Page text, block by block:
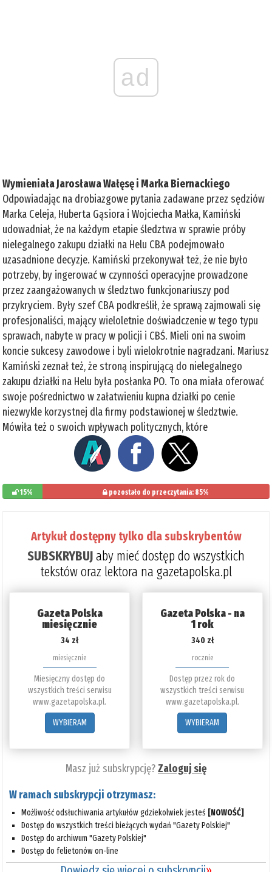
ad
Wymieniała Jarosława Wałęsę i Marka Biernackiego
Odpowiadając na drobiazgowe pytania zadawane przez sędziów
Marka Celeja, Huberta Gąsiora i Wojciecha Małka, Kamiński
udowadniał, że na każdym etapie śledztwa w sprawie próby
nielegalnego zakupu działki na Helu CBA podejmowało
uzasadnione decyzje. Kamiński przekonywał też, że nie było
potrzeby, by ingerować w czynności operacyjne prowadzone
przez zaangażowanych w śledztwo funkcjonariuszy pod
przykryciem. Były szef CBA podkreślił, że sprawą zajmowali się
profesjonaliści, mający wieloletnie doświadczenie w tego typu
sprawach, nabyte w pracy w policji i CBŚ. Mieli oni na swoim
koncie sukcesy zawodowe i byli wielokrotnie nagradzani. Mariusz
Kamiński zeznał też, że stroną inspirującą do nielegalnego
zakupu działki na Helu była posłanka PO. To ona miała oferować
swoje pośrednictwo w załatwieniu kupna działki po cenie
niezwykle korzystnej dla firmy podstawionej w śledztwie.
Mówiła też o swoich wpływach politycznych, które
15% pozostało do przeczytania: 85%
Artykuł dostępny tylko dla subskrybentów
SUBSKRYBUJaby mieć dostęp do wszystkich
tekstów oraz lektora na gazetapolska.pl
Gazeta Polska
miesięcznie
34 zł
miesięcznie
Miesięczny dostęp do
wszystkich treści serwisu
www.gazetapolska.pl.
WYBIERAM
Gazeta Polska - na
1 rok
340 zł
rocznie
Dostęp przez rok do
wszystkich treści serwisu
www.gazetapolska.pl.
WYBIERAM
Masz już subskrypcję?Zaloguj się
W ramach subskrypcji otrzymasz:
Możliwość odsłuchiwania artykułów gdziekolwiek jesteś [NOWOŚĆ]
Dostęp do wszystkich treści bieżących wydań "Gazety Polskiej"
Dostęp do archiwum "Gazety Polskiej"
Dostęp do felietonów on-line